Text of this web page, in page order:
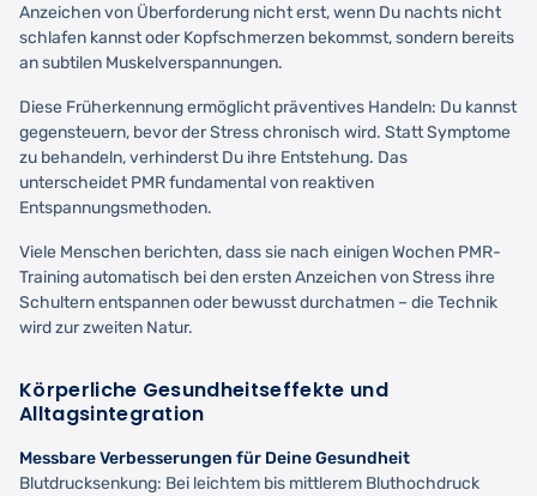
Anzeichen von Überforderung nicht erst, wenn Du nachts nicht
schlafen kannst oder Kopfschmerzen bekommst, sondern bereits
an subtilen Muskelverspannungen.
Diese Früherkennung ermöglicht präventives Handeln: Du kannst
gegensteuern, bevor der Stress chronisch wird. Statt Symptome
zu behandeln, verhinderst Du ihre Entstehung. Das
unterscheidet PMR fundamental von reaktiven
Entspannungsmethoden.
Viele Menschen berichten, dass sie nach einigen Wochen PMR-
Training automatisch bei den ersten Anzeichen von Stress ihre
Schultern entspannen oder bewusst durchatmen – die Technik
wird zur zweiten Natur.
Körperliche Gesundheitseffekte und
Alltagsintegration
Messbare Verbesserungen für Deine Gesundheit
Blutdrucksenkung: Bei leichtem bis mittlerem Bluthochdruck